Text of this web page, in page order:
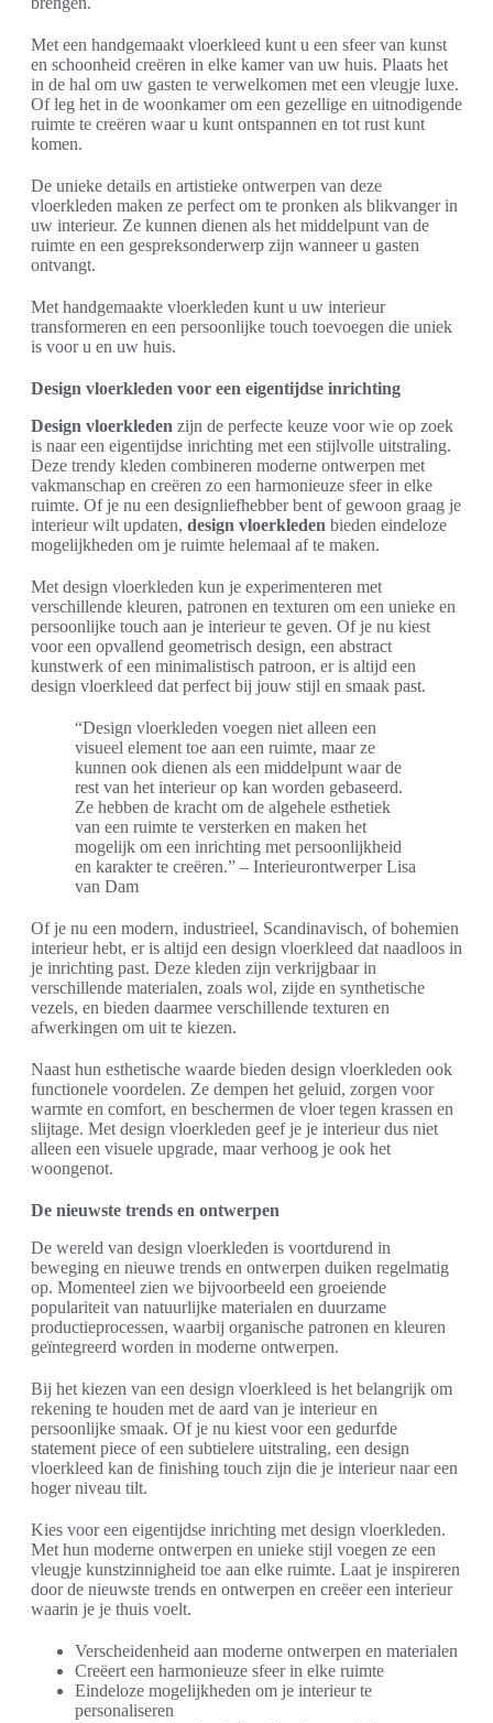
Met een handgemaakt vloerkleed kunt u een sfeer van kunst
en schoonheid creëren in elke kamer van uw huis. Plaats het
in de hal om uw gasten te verwelkomen met een vleugje luxe.
Of leg het in de woonkamer om een gezellige en uitnodigende
ruimte te creëren waar u kunt ontspannen en tot rust kunt
komen.
De unieke details en artistieke ontwerpen van deze
vloerkleden maken ze perfect om te pronken als blikvanger in
uw interieur. Ze kunnen dienen als het middelpunt van de
ruimte en een gespreksonderwerp zijn wanneer u gasten
ontvangt.
Met handgemaakte vloerkleden kunt u uw interieur
transformeren en een persoonlijke touch toevoegen die uniek
is voor u en uw huis.
Design vloerkleden voor een eigentijdse inrichting
Design vloerkleden zijn de perfecte keuze voor wie op zoek
is naar een eigentijdse inrichting met een stijlvolle uitstraling.
Deze trendy kleden combineren moderne ontwerpen met
vakmanschap en creëren zo een harmonieuze sfeer in elke
ruimte. Of je nu een designliefhebber bent of gewoon graag je
interieur wilt updaten, design vloerkleden bieden eindeloze
mogelijkheden om je ruimte helemaal af te maken.
Met design vloerkleden kun je experimenteren met
verschillende kleuren, patronen en texturen om een unieke en
persoonlijke touch aan je interieur te geven. Of je nu kiest
voor een opvallend geometrisch design, een abstract
kunstwerk of een minimalistisch patroon, er is altijd een
design vloerkleed dat perfect bij jouw stijl en smaak past.
“Design vloerkleden voegen niet alleen een
visueel element toe aan een ruimte, maar ze
kunnen ook dienen als een middelpunt waar de
rest van het interieur op kan worden gebaseerd.
Ze hebben de kracht om de algehele esthetiek
van een ruimte te versterken en maken het
mogelijk om een inrichting met persoonlijkheid
en karakter te creëren.” – Interieurontwerper Lisa
van Dam
Of je nu een modern, industrieel, Scandinavisch, of bohemien
interieur hebt, er is altijd een design vloerkleed dat naadloos in
je inrichting past. Deze kleden zijn verkrijgbaar in
verschillende materialen, zoals wol, zijde en synthetische
vezels, en bieden daarmee verschillende texturen en
afwerkingen om uit te kiezen.
Naast hun esthetische waarde bieden design vloerkleden ook
functionele voordelen. Ze dempen het geluid, zorgen voor
warmte en comfort, en beschermen de vloer tegen krassen en
slijtage. Met design vloerkleden geef je je interieur dus niet
alleen een visuele upgrade, maar verhoog je ook het
woongenot.
De nieuwste trends en ontwerpen
De wereld van design vloerkleden is voortdurend in
beweging en nieuwe trends en ontwerpen duiken regelmatig
op. Momenteel zien we bijvoorbeeld een groeiende
populariteit van natuurlijke materialen en duurzame
productieprocessen, waarbij organische patronen en kleuren
geïntegreerd worden in moderne ontwerpen.
Bij het kiezen van een design vloerkleed is het belangrijk om
rekening te houden met de aard van je interieur en
persoonlijke smaak. Of je nu kiest voor een gedurfde
statement piece of een subtielere uitstraling, een design
vloerkleed kan de finishing touch zijn die je interieur naar een
hoger niveau tilt.
Kies voor een eigentijdse inrichting met design vloerkleden.
Met hun moderne ontwerpen en unieke stijl voegen ze een
vleugje kunstzinnigheid toe aan elke ruimte. Laat je inspireren
door de nieuwste trends en ontwerpen en creëer een interieur
waarin je je thuis voelt.
Verscheidenheid aan moderne ontwerpen en materialen
Creëert een harmonieuze sfeer in elke ruimte
Eindeloze mogelijkheden om je interieur te
personaliseren